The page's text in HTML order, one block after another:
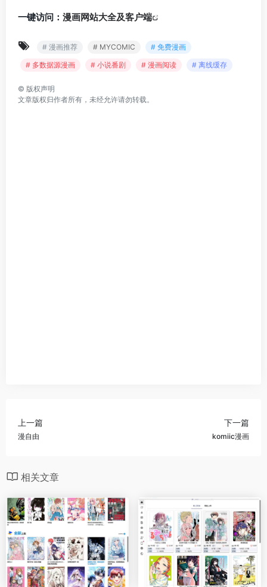
一键访问： 漫画网站大全及客户端
# 漫画推荐 # MYCOMIC
# 免费漫画
# 多数据源漫画
# 小说番剧 # 漫画阅读 # 离线缓存
© 版权声明
文章版权归作者所有，未经允许请勿转载。
上一篇
漫自由
下一篇
komiic漫画
相关文章